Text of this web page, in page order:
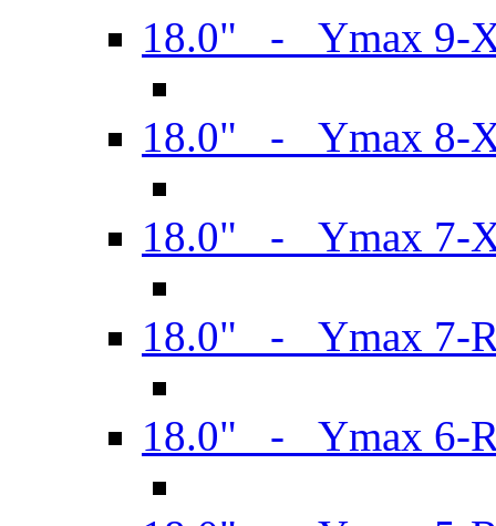
18.0" - Ymax 9-
18.0" - Ymax 8-
18.0" - Ymax 7-
18.0" - Ymax 7-
18.0" - Ymax 6-